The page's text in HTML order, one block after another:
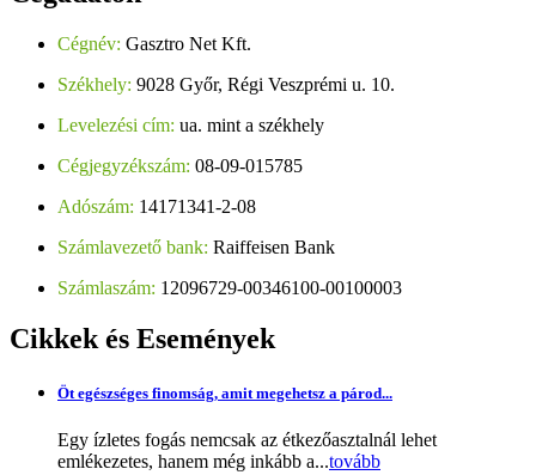
Cégnév: Gasztro Net Kft.
Székhely: 9028 Győr, Régi Veszprémi u. 10.
Levelezési cím: ua. mint a székhely
Cégjegyzékszám: 08-09-015785
Adószám: 14171341-2-08
Számlavezető bank: Raiffeisen Bank
Számlaszám: 12096729-00346100-00100003
Cikkek és Események
Öt egészséges finomság, amit megehetsz a párod...
Egy ízletes fogás nemcsak az étkezőasztalnál lehet
emlékezetes, hanem még inkább a...tovább